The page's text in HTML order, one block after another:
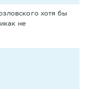
хотя бы
не